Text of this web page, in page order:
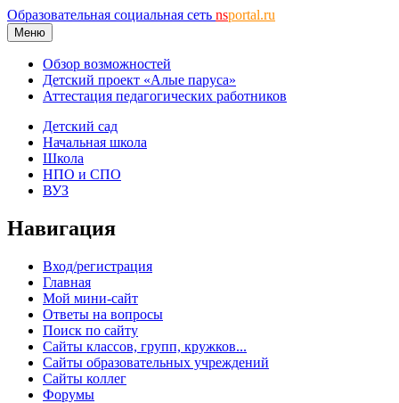
Образовательная социальная сеть nsportal.ru
Меню
Обзор возможностей
Детский проект «Алые паруса»
Аттестация педагогических работников
Детский сад
Начальная школа
Школа
НПО и СПО
ВУЗ
Навигация
Вход/регистрация
Главная
Мой мини-сайт
Ответы на вопросы
Поиск по сайту
Сайты классов, групп, кружков...
Сайты образовательных учреждений
Сайты коллег
Форумы